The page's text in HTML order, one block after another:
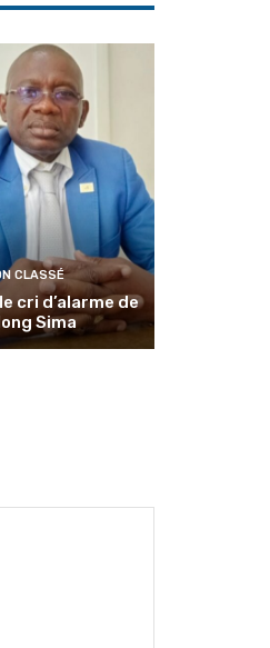
CLASSÉ
cri d’alarme de
Sima